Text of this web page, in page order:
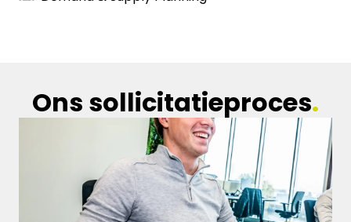
Ons sollicitatieproces.